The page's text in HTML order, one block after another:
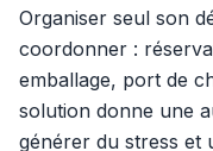
Organiser seul son
coordonner :
emballage, port de
solution donne une
générer du stress et